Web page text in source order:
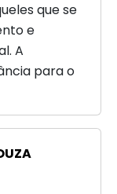
que se
e
A
para o